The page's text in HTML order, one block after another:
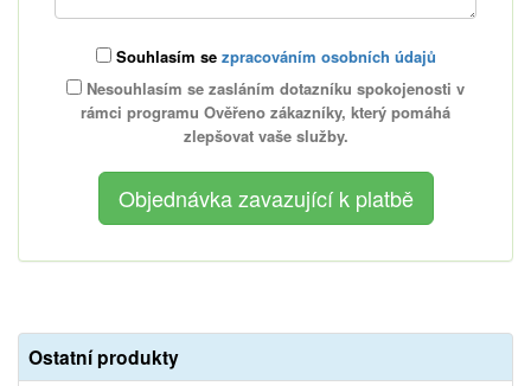
Souhlasím se zpracováním osobních údajů
Nesouhlasím se zasláním dotazníku spokojenosti v
rámci programu Ověřeno zákazníky, který pomáhá
zlepšovat vaše služby.
Ostatní produkty